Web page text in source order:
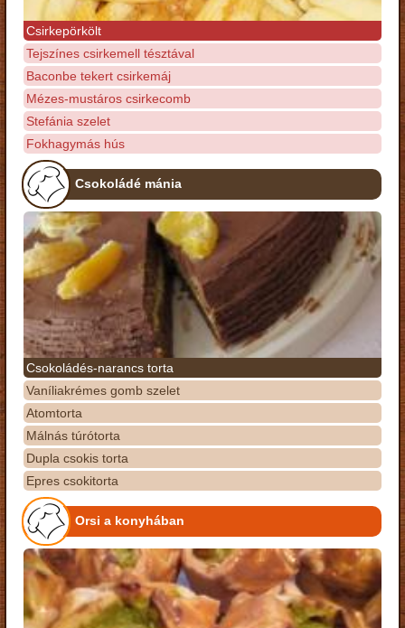
Csirkepörkölt
Tejszínes csirkemell tésztával
Baconbe tekert csirkemáj
Mézes-mustáros csirkecomb
Stefánia szelet
Fokhagymás hús
Csokoládé mánia
Csokoládés-narancs torta
Vaníliakrémes gomb szelet
Atomtorta
Málnás túrótorta
Dupla csokis torta
Epres csokitorta
Orsi a konyhában